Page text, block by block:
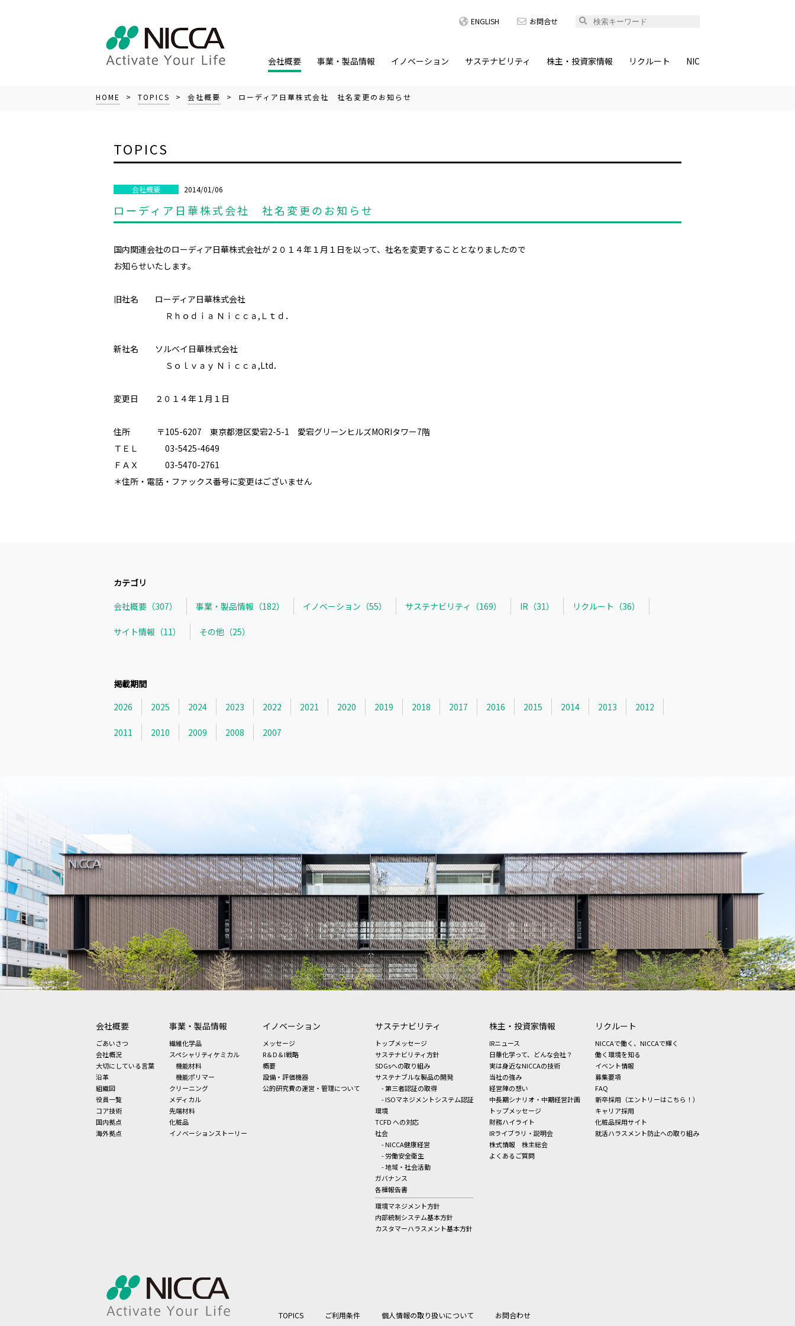
ENGLISH お問合せ
会社概要 事業・製品情報 イノベーション サステナビリティ 株主・投資家情報 リクルート NIC
HOME > TOPICS > 会社概要 > ローディア日華株式会社 社名変更のお知らせ
TOPICS
会社概要 2014/01/06
ローディア日華株式会社 社名変更のお知らせ
国内関連会社のローディア日華株式会社が２０１４年１月１日を以って、社名を変更することとなりましたので
お知らせいたします。
旧社名 ローディア日華株式会社
Ｒｈｏｄｉａ Ｎｉｃｃａ,Ｌｔｄ．
新社名 ソルベイ日華株式会社
Ｓｏｌｖａｙ Ｎｉｃｃａ,Ltd．
変更日 ２０１４年１月１日
住所 〒105-6207 東京都港区愛宕2-5-1 愛宕グリーンヒルズMORIタワー7階
ＴＥＬ 03-5425-4649
ＦＡＸ 03-5470-2761
＊住所・電話・ファックス番号に変更はございません
カテゴリ
会社概要（307）
事業・製品情報（182） イノベーション（55） サステナビリティ（169） IR（31） リクルート（36）
サイト情報（11） その他（25）
掲載期間
2026
2025 2024 2023 2022 2021 2020 2019 2018 2017 2016 2015 2014 2013 2012
2011 2010 2009 2008 2007
会社概要
ごあいさつ
会社概況
大切にしている言葉
沿革
組織図
役員一覧
コア技術
国内拠点
海外拠点
事業・製品情報
繊維化学品
スペシャリティケミカル
機能材料
機能ポリマー
クリーニング
メディカル
先端材料
化粧品
イノベーションストーリー
イノベーション
メッセージ
R＆D＆I戦略
概要
設備・評価機器
公的研究費の運営・管理について
サステナビリティ
トップメッセージ
サステナビリティ方針
SDGsへの取り組み
サステナブルな製品の開発
- 第三者認証の取得
- ISOマネジメントシステム認証
環境
TCFD への対応
社会
- NICCA健康経営
- 労働安全衛生
- 地域・社会活動
ガバナンス
各種報告書
環境マネジメント方針
内部統制システム基本方針
カスタマーハラスメント基本方針
株主・投資家情報
IRニュース
日華化学って、どんな会社？
実は身近なNICCAの技術
当社の強み
経営陣の想い
中長期シナリオ・中期経営計画
トップメッセージ
財務ハイライト
IRライブラリ・説明会
株式情報
株主総会
よくあるご質問
リクルート
NICCAで働く、NICCAで輝く
働く環境を知る
イベント情報
募集要項
FAQ
新卒採用（エントリーはこちら！）
キャリア採用
化粧品採用サイト
就活ハラスメント防止への取り組み
TOPICS ご利用条件 個人情報の取り扱いについて お問合わせ